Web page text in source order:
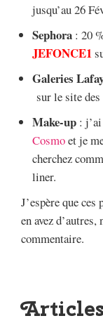
jusqu’au 26
Sephora : 20
JEFONCE1
Galeries
sur le site des
Make-up :
Cosmoet je
cherchez
liner.
J’espère que
en avez
commentaire.